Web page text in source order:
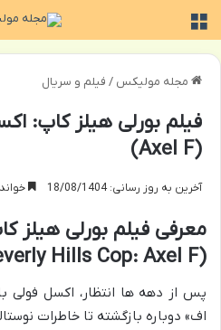
مجله مولیکس / فیلم و سریال
فیلم بورلی هیلز کاپ:
(Axel F)
آخرین به روز رسانی: 18/08/1404 خواندن
معرفی فیلم بورلی هیلز
(Beverly Hills Cop: Axel F)
پس از دهه ها انتظار، اکسل فولی
اف» دوباره بازگشته تا خاطرات